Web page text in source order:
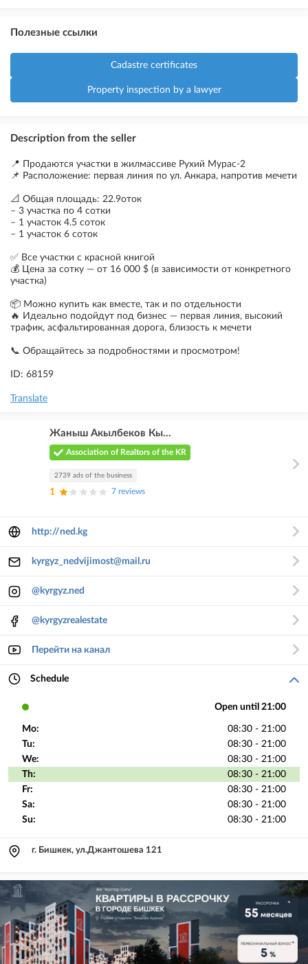
Полезные ссылки
Cadastre certificates
Property inspection by a lawyer
Description from the seller
📍 Продаются участки в жилмассиве Рухий Мурас-2
📌 Расположение: первая линия по ул. Анкара, напротив мечети
📐 Общая площадь: 22.9оток
– 3 участка по 4 сотки
– 1 участок 4.5 соток
– 1 участок 6 соток
✅ Все участки с красной книгой
💰 Цена за сотку — от 16 000 $ (в зависимости от конкретного
участка)
📦 Можно купить как вместе, так и по отдельности
🔥 Идеально подойдут под бизнес — первая линия, высокий
трафик, асфальтированная дорога, близость к мечети
📞 Обращайтесь за подробностями и просмотром!
ID: 68159
Translate
Жаныш Акылбеков Кы...
Association of Realtors of the KR
2739 ads of the business
1 7 reviews
http://ned.kg
kyrgyz_nedvijimost@mail.ru
@kyrgyz.ned
@kyrgyzrealestate
Перейти на канал
Schedule
Open until 21:00
Mo:
08:30 - 21:00
Tu:
08:30 - 21:00
We:
08:30 - 21:00
Th:
08:30 - 21:00
Fr:
08:30 - 21:00
Sa:
08:30 - 21:00
Su:
08:30 - 21:00
г. Бишкек, ул.Джантошева 121